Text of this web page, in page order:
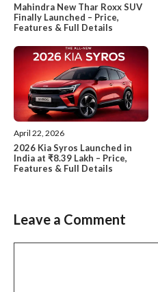
Mahindra New Thar Roxx SUV
Finally Launched – Price,
Features & Full Details
April 22, 2026
2026 Kia Syros Launched in
India at ₹8.39 Lakh – Price,
Features & Full Details
Leave a Comment